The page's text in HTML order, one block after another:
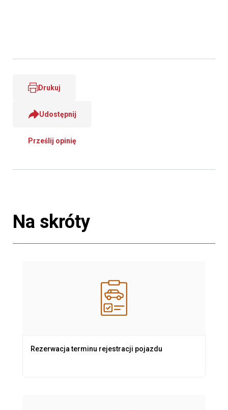
Drukuj
Udostępnij
Prześlij opinię
Na skróty
Rezerwacja terminu rejestracji pojazdu